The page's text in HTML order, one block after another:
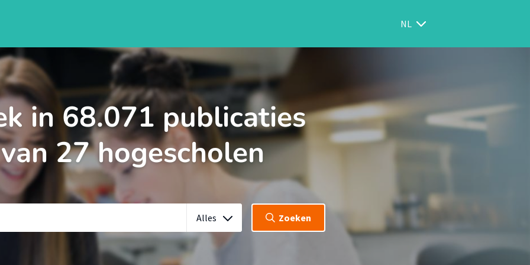
NL
in 68.071 publicaties
van 27 hogescholen
Alles Zoeken